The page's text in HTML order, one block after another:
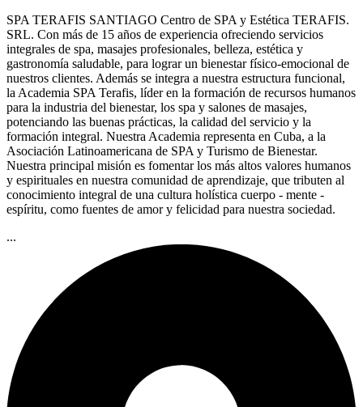
SPA TERAFIS SANTIAGO Centro de SPA y Estética TERAFIS.
SRL. Con más de 15 años de experiencia ofreciendo servicios
integrales de spa, masajes profesionales, belleza, estética y
gastronomía saludable, para lograr un bienestar físico-emocional de
nuestros clientes. Además se integra a nuestra estructura funcional,
la Academia SPA Terafis, líder en la formación de recursos humanos
para la industria del bienestar, los spa y salones de masajes,
potenciando las buenas prácticas, la calidad del servicio y la
formación integral. Nuestra Academia representa en Cuba, a la
Asociación Latinoamericana de SPA y Turismo de Bienestar.
Nuestra principal misión es fomentar los más altos valores humanos
y espirituales en nuestra comunidad de aprendizaje, que tributen al
conocimiento integral de una cultura holística cuerpo - mente -
espíritu, como fuentes de amor y felicidad para nuestra sociedad.
...